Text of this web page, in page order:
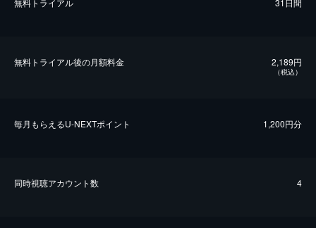
無料トライアル 31日間
無料トライアル後の⽉額料金 2,189円
（税込）
毎⽉もらえるU-NEXTポイント 1,200円分
同時視聴アカウント数 4